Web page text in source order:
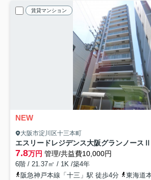
賃貸マンション
NEW
大阪市淀川区十三本町
エスリードレジデンス大阪グランノースⅡ
7.8万円 管理/共益費10,000円
6階 / 21.37㎡ / 1K /築4年
阪急神戸本線「十三」駅 徒歩4分
東海道本